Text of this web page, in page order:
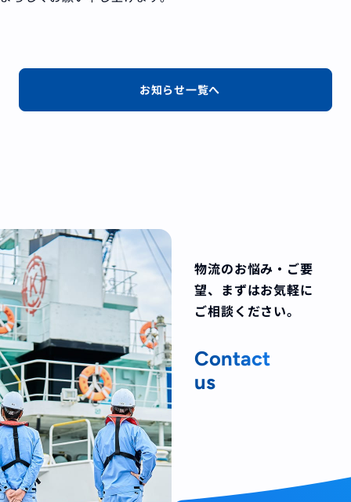
お知らせ一覧へ
物流のお悩み・ご要
望、 まずはお気軽に
ご相談ください。
Contact
us